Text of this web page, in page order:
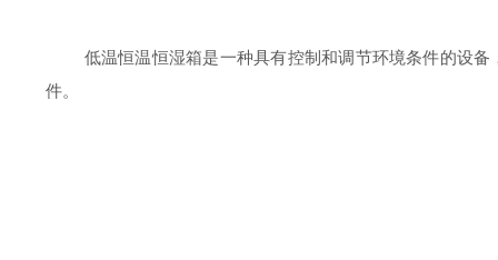
低温恒温恒湿箱是一种具有控制和调节环境条件的设备
件。